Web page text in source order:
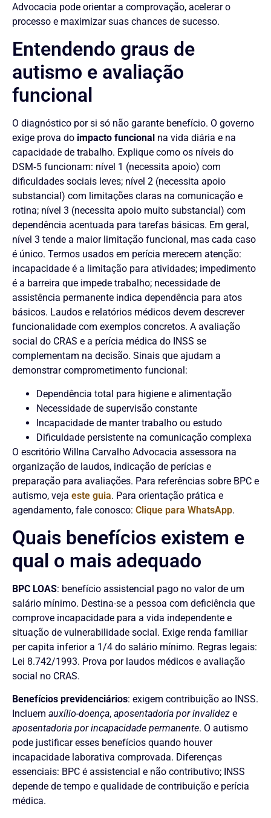
Advocacia pode orientar a comprovação, acelerar o
processo e maximizar suas chances de sucesso.
Entendendo graus de
autismo e avaliação
funcional
O diagnóstico por si só não garante benefício. O governo
exige prova do impacto funcional na vida diária e na
capacidade de trabalho. Explique como os níveis do
DSM‑5 funcionam: nível 1 (necessita apoio) com
dificuldades sociais leves; nível 2 (necessita apoio
substancial) com limitações claras na comunicação e
rotina; nível 3 (necessita apoio muito substancial) com
dependência acentuada para tarefas básicas. Em geral,
nível 3 tende a maior limitação funcional, mas cada caso
é único. Termos usados em perícia merecem atenção:
incapacidade é a limitação para atividades; impedimento
é a barreira que impede trabalho; necessidade de
assistência permanente indica dependência para atos
básicos. Laudos e relatórios médicos devem descrever
funcionalidade com exemplos concretos. A avaliação
social do CRAS e a perícia médica do INSS se
complementam na decisão. Sinais que ajudam a
demonstrar comprometimento funcional:
Dependência total para higiene e alimentação
Necessidade de supervisão constante
Incapacidade de manter trabalho ou estudo
Dificuldade persistente na comunicação complexa
O escritório Willna Carvalho Advocacia assessora na
organização de laudos, indicação de perícias e
preparação para avaliações. Para referências sobre BPC e
autismo, veja este guia. Para orientação prática e
agendamento, fale conosco: Clique para WhatsApp.
Quais benefícios existem e
qual o mais adequado
BPC LOAS: benefício assistencial pago no valor de um
salário mínimo. Destina-se a pessoa com deficiência que
comprove incapacidade para a vida independente e
situação de vulnerabilidade social. Exige renda familiar
per capita inferior a 1/4 do salário mínimo. Regras legais:
Lei 8.742/1993. Prova por laudos médicos e avaliação
social no CRAS.
Benefícios previdenciários: exigem contribuição ao INSS.
Incluem auxílio-doença, aposentadoria por invalidez e
aposentadoria por incapacidade permanente. O autismo
pode justificar esses benefícios quando houver
incapacidade laborativa comprovada. Diferenças
essenciais: BPC é assistencial e não contributivo; INSS
depende de tempo e qualidade de contribuição e perícia
médica.